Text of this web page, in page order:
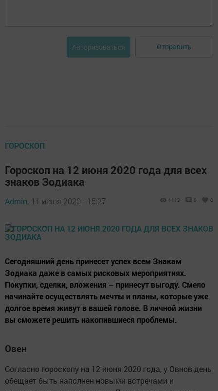
Авторизоваться Отправить
ГОРОСКОП
Гороскоп на 12 июня 2020 года для всех
знаков Зодиака
Admin, 11 июня 2020 - 15:27 1113 0 0
Сегодняшний день принесет успех всем Знакам
Зодиака даже в самых рисковых мероприятиях.
Покупки, сделки, вложения – принесут выгоду. Смело
начинайте осуществлять мечты и планы, которые уже
долгое время живут в вашей голове. В личной жизни
вы сможете решить накопившиеся проблемы.
Овен
Согласно гороскопу на 12 июня 2020 года, у Овнов день
обещает быть наполнен новыми встречами и